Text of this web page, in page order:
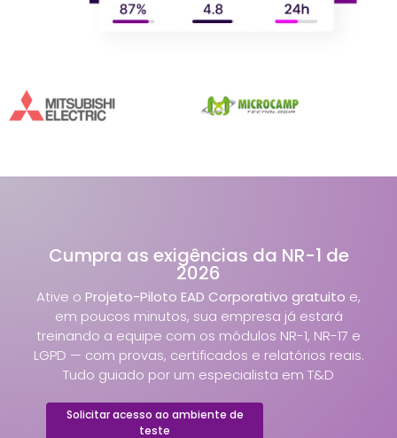
Cumpra as exigências da NR-1 de
2026
Ative o Projeto-Piloto EAD Corporativo gratuito e,
em poucos minutos, sua empresa já estará
treinando a equipe com os módulos NR-1, NR-17 e
LGPD — com provas, certificados e relatórios reais.
Tudo guiado por um especialista em T&D
Solicitar acesso ao ambiente de
teste